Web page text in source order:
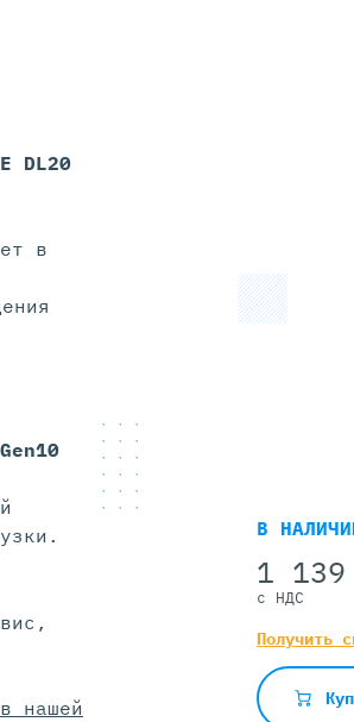
В
1
с НДС
Получить
DL20
в
нашей